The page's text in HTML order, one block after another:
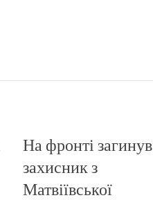
На фронті загинув
захисник з
Матвіївської